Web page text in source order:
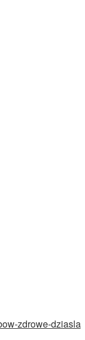
zdrowe-dziasla